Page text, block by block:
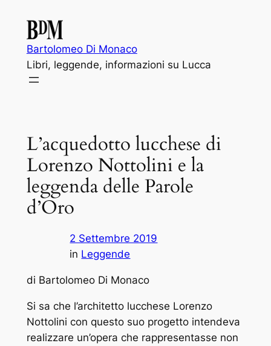
contenuto
Bartolomeo Di Monaco
Libri, leggende, informazioni su Lucca
L’acquedotto lucchese di
Lorenzo Nottolini e la
leggenda delle Parole
d’Oro
2 Settembre 2019
in Leggende
di Bartolomeo Di Monaco
Si sa che l’architetto lucchese Lorenzo
Nottolini con questo suo progetto intendeva
realizzare un’opera che rappresentasse non